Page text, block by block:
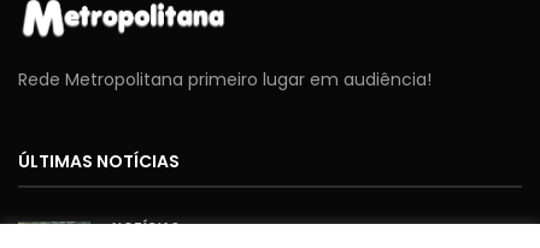
Rede Metropolitana primeiro lugar em audiência!
ÚLTIMAS NOTÍCIAS
NOTÍCIAS